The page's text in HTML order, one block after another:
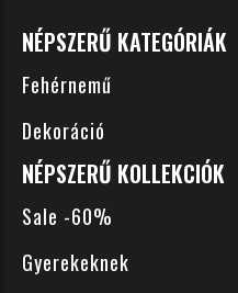
NÉPSZERŰ KATEGÓRIÁK
Fehérnemű
Dekoráció
NÉPSZERŰ KOLLEKCIÓK
Sale -60%
Gyerekeknek